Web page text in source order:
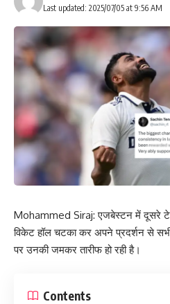
Last updated: 2025/07/05 at 9:56 AM
Mohammed Siraj: एजबेस्टन में दूसरे
विकेट हॉल चटका कर अपने प्रदर्शन से सभी
पर उनकी जमकर तारीफ हो रही है।
Contents